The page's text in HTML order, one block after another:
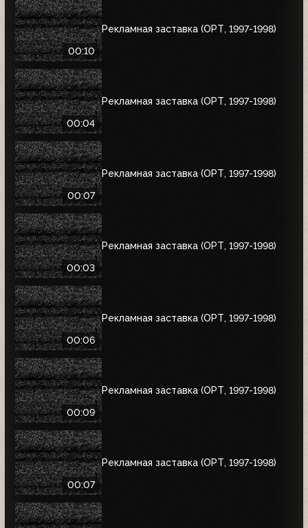
00:10
Рекламная заставка (ОРТ, 1997-1998)
00:04
Рекламная заставка (ОРТ, 1997-1998)
00:07
Рекламная заставка (ОРТ, 1997-1998)
00:03
Рекламная заставка (ОРТ, 1997-1998)
00:06
Рекламная заставка (ОРТ, 1997-1998)
00:09
Рекламная заставка (ОРТ, 1997-1998)
00:07
Рекламная заставка (ОРТ, 1997-1998)